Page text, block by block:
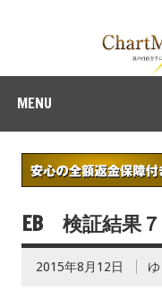
MENU
EB 検証結果７
2015年8月12日